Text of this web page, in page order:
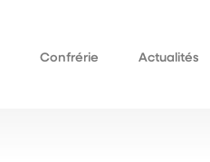
Confrérie Actualités